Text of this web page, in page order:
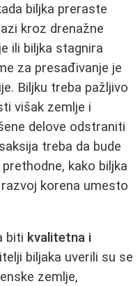
biljka preraste
kroz drenažne
ili biljka stagnira
za presađivanje je
Biljku treba pažljivo
višak zemlje i
delove odstraniti
treba da bude
kako biljka
korena umesto
biti kvalitetna i
biljaka uverili su se
zemlje,